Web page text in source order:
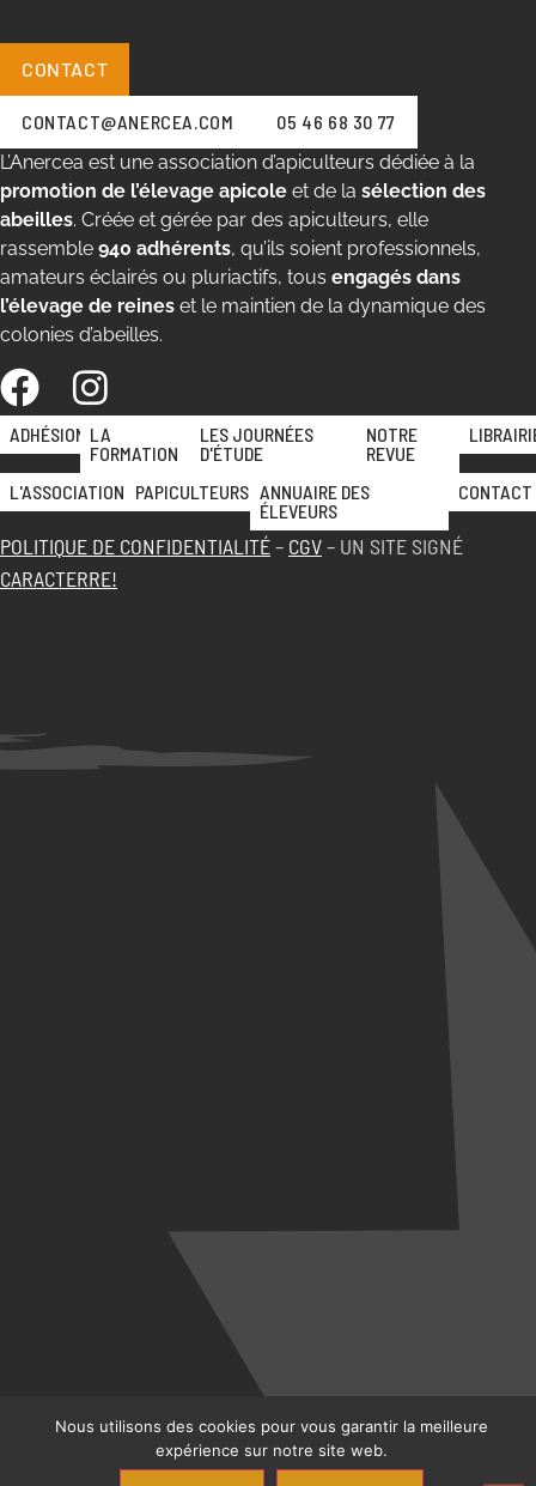
CONTACT
CONTACT@ANERCEA.COM
05 46 68 30 77
L’Anercea est une association d’apiculteurs dédiée à la
promotion de l’élevage apicole et de la sélection des
abeilles. Créée et gérée par des apiculteurs, elle
rassemble 940 adhérents, qu’ils soient professionnels,
amateurs éclairés ou pluriactifs, tous engagés dans
l’élevage de reines et le maintien de la dynamique des
colonies d’abeilles.
ADHÉSION LA
FORMATION
LES JOURNÉES
D'ÉTUDE
NOTRE
REVUE
L'ASSOCIATION PAPICULTEURS ANNUAIRE DES
ÉLEVEURS
CONTACT
POLITIQUE DE CONFIDENTIALITÉ– CGV– UN SITE SIGNÉ
CARACTERRE!
Nous utilisons des cookies pour vous garantir la meilleure
expérience sur notre site web.